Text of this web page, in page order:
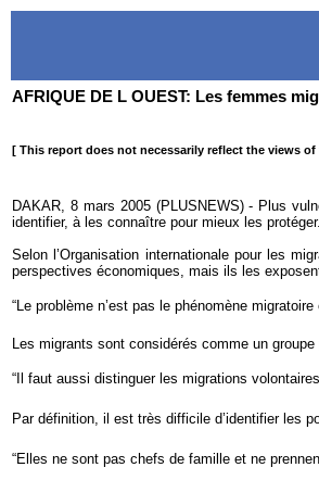
AFRIQUE DE L OUEST: Les femmes
[ This report does not necessarily reflect the views
DAKAR, 8 mars 2005 (PLUSNEWS) - Plus
identifier, à les connaître pour mieux les protéger.
Selon l’Organisation internationale pour les
perspectives économiques, mais ils les
“Le problème n’est pas le phénomène
Les migrants sont considérés comme un
“Il faut aussi distinguer les migrations
Par définition, il est très difficile d’identifier les
“Elles ne sont pas chefs de famille et ne